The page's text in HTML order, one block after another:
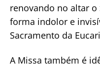
renovando no altar o
forma indolor e
Sacramento da
A Missa também é